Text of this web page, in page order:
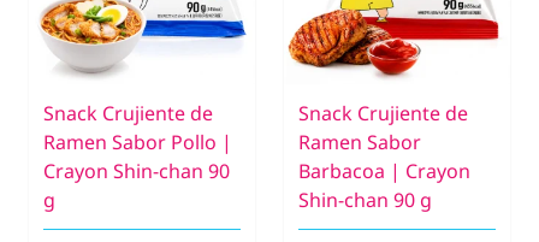
Snack Crujiente de
Ramen Sabor Pollo |
Crayon Shin-chan 90
g
Snack Crujiente de
Ramen Sabor
Barbacoa | Crayon
Shin-chan 90 g